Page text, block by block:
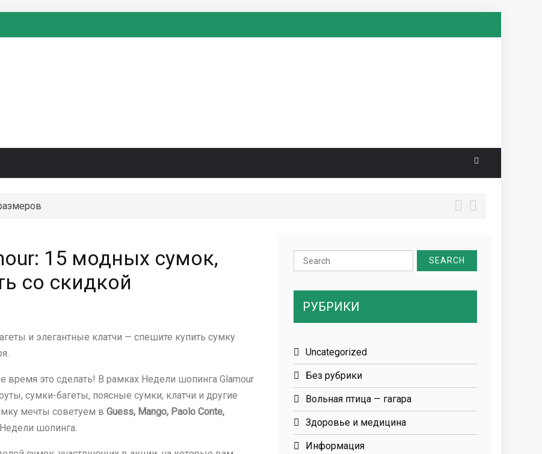
15 модных сумок,
со скидкой
и элегантные клатчи — спешите купить сумку
время это сделать! В рамках Недели шопинга Glamour
сумки-багеты, поясные сумки, клатчи и другие
мечты советуем в Guess, Mango, Paolo Conte,
Недели шопинга.
Search
for:
РУБРИКИ
Uncategorized
Без рубрики
Вольная птица — гагара
Здоровье и медицина
Информация